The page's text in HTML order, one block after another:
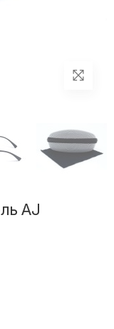
AJ